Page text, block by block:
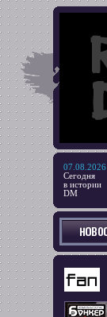
07.08.2026
Сегодня
в истории
DM